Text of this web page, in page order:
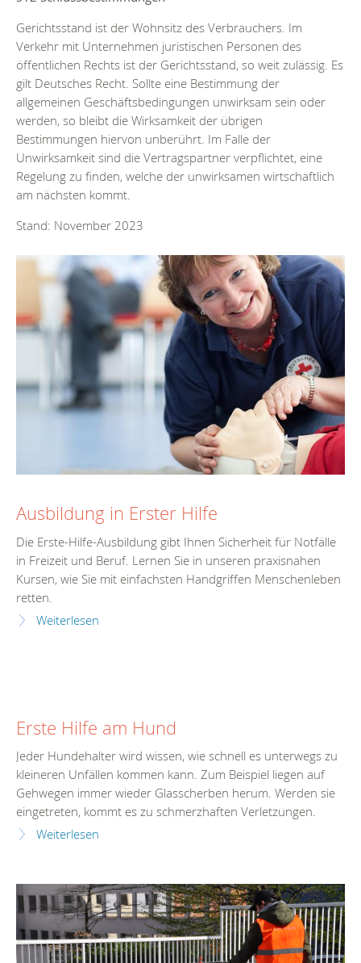
Gerichtsstand ist der Wohnsitz des Verbrauchers. Im
Verkehr mit Unternehmen juristischen Personen des
öffentlichen Rechts ist der Gerichtsstand, so weit zulässig. Es
gilt Deutsches Recht. Sollte eine Bestimmung der
allgemeinen Geschäftsbedingungen unwirksam sein oder
werden, so bleibt die Wirksamkeit der übrigen
Bestimmungen hiervon unberührt. Im Falle der
Unwirksamkeit sind die Vertragspartner verpflichtet, eine
Regelung zu finden, welche der unwirksamen wirtschaftlich
am nächsten kommt.
Stand: November 2023
Ausbildung in Erster Hilfe
Die Erste-Hilfe-Ausbildung gibt Ihnen Sicherheit für Notfälle
in Freizeit und Beruf. Lernen Sie in unseren praxisnahen
Kursen, wie Sie mit einfachsten Handgriffen Menschenleben
retten.
Weiterlesen
Erste Hilfe am Hund
Jeder Hundehalter wird wissen, wie schnell es unterwegs zu
kleineren Unfällen kommen kann. Zum Beispiel liegen auf
Gehwegen immer wieder Glasscherben herum. Werden sie
eingetreten, kommt es zu schmerzhaften Verletzungen.
Weiterlesen